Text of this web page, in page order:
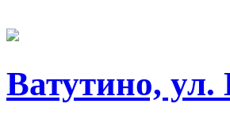
Ватутино,